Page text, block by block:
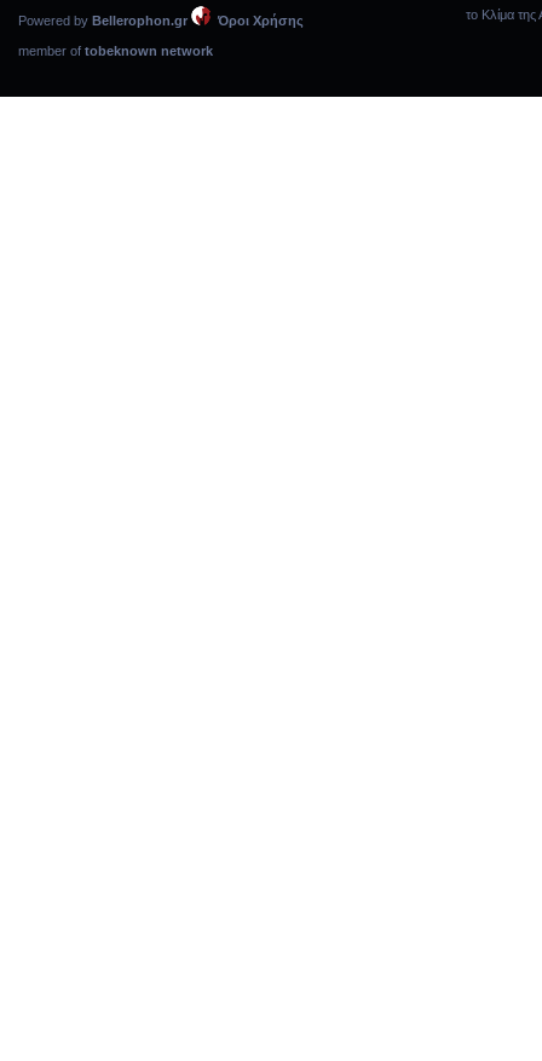
Powered by Bellerophon.gr Όροι Χρήσης
member of tobeknown network
το Κλίμα της